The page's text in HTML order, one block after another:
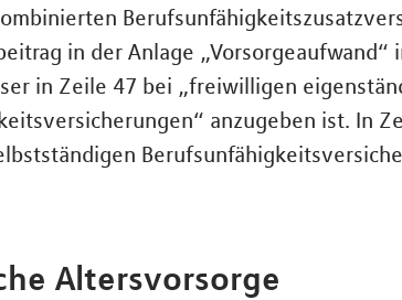
in der Anlage
in Zeile 47 bei „freiwilligen
anzugeben ist. In
Altersvorsorge